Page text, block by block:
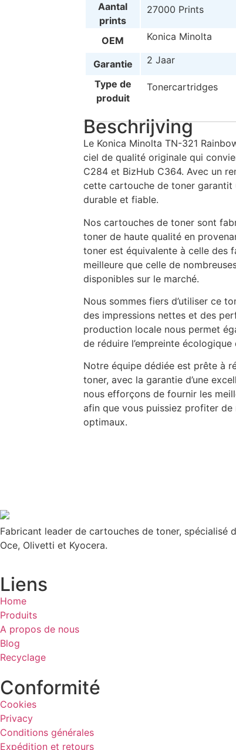
Aantal
prints
27000 Prints
OEM Konica Minolta
Garantie 2 Jaar
Type de
produit
Tonercartridges
Beschrijving
Le Konica Minolta TN-321
ciel de qualité originale qui
C284 et BizHub C364. Avec un
cette cartouche de toner garantit
durable et fiable.
Nos cartouches de toner sont
toner de haute qualité en
toner est équivalente à celle des
meilleure que celle de
disponibles sur le marché.
Nous sommes fiers d’utiliser ce
des impressions nettes et des
production locale nous permet
de réduire l’empreinte
Notre équipe dédiée est prête à
toner, avec la garantie d’une
nous efforçons de fournir les
afin que vous puissiez profiter de
optimaux.
Fabricant leader de cartouches de toner, spécialisé
Oce, Olivetti et Kyocera.
Liens
Home
Produits
A propos de nous
Blog
Recyclage
Conformité
Cookies
Privacy
Conditions générales
Expédition et retours